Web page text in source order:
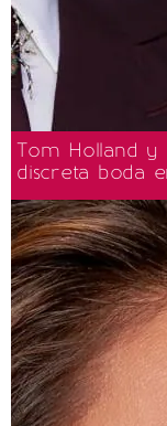
Tom Holland y
discreta boda